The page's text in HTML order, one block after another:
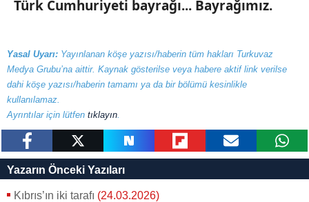
Türk Cumhuriyeti bayrağı... Bayrağımız.
Yasal Uyarı: Yayınlanan köşe yazısı/haberin tüm hakları Turkuvaz
Medya Grubu’na aittir. Kaynak gösterilse veya habere aktif link verilse
dahi köşe yazısı/haberin tamamı ya da bir bölümü kesinlikle
kullanılamaz.
Ayrıntılar için lütfen tıklayın.
Yazarın Önceki Yazıları
Kıbrıs’ın iki tarafı (24.03.2026)